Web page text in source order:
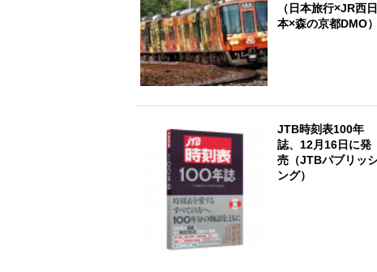
（日本旅行×JR西日
本×森の京都DMO）
JTB時刻表100年
誌、12月16日に発
売（JTBパブリッ
ング）